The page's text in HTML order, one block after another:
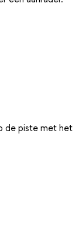
de piste met het